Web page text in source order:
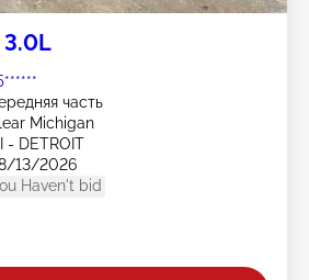
3.0L
часть
Michigan
- DETROIT
13/2026
Haven't bid